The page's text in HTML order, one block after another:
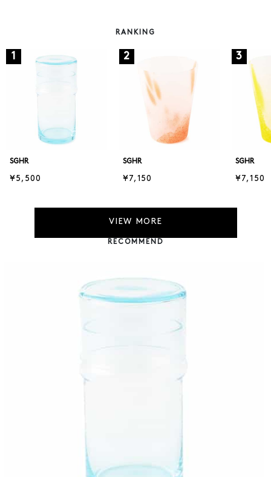
RANKING
1
SGHR
¥5,500
2
SGHR
¥7,150
3
SGHR
¥7,150
VIEW MORE
RECOMMEND